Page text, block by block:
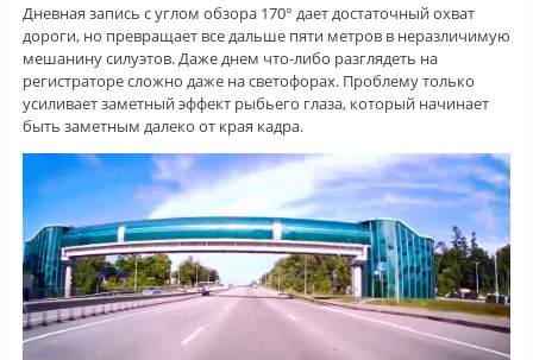
Дневная запись с углом обзора 170° дает достаточный охват
дороги, но превращает все дальше пяти метров в неразличимую
мешанину силуэтов. Даже днем что-либо разглядеть на
регистраторе сложно даже на светофорах. Проблему только
усиливает заметный эффект рыбьего глаза, который начинает
быть заметным далеко от края кадра.